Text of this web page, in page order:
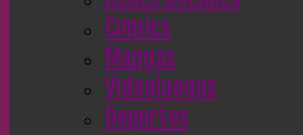
Comics
Mangas
Videojuegos
Deportes